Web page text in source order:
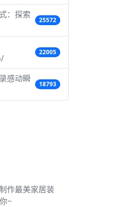
：探索
25572
22005
感动瞬
18793
作最美家居装
~